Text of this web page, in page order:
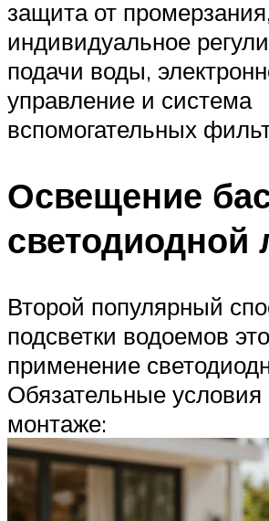
защита от
индивидуальное
подачи воды,
управление и система
вспомогательных
Освещение
светодиодной
Второй популярный
подсветки водоемов это
применение
Обязательные условия
монтаже: